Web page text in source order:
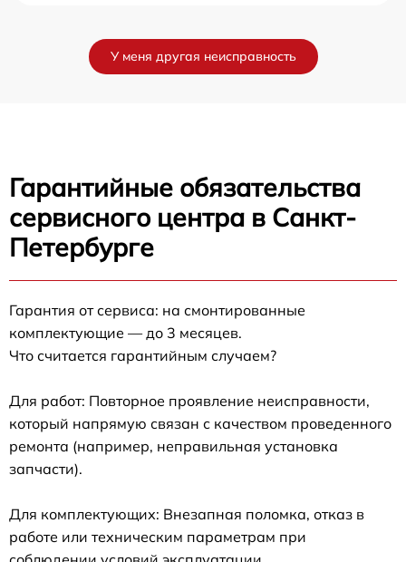
У меня другая неисправность
Гарантийные обязательства
сервисного центра в Санкт-
Петербурге
Гарантия от сервиса: на смонтированные
комплектующие — до 3 месяцев.
Что считается гарантийным случаем?
Для работ: Повторное проявление неисправности,
который напрямую связан с качеством проведенного
ремонта (например, неправильная установка
запчасти).
Для комплектующих: Внезапная поломка, отказ в
работе или техническим параметрам при